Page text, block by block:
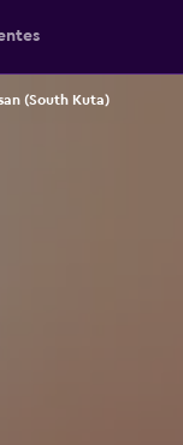
(South Kuta)